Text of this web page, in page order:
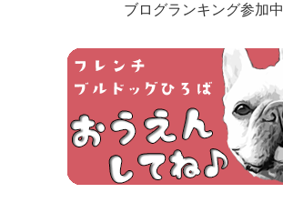
ブログランキング参加中